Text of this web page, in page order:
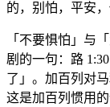
的，别怕，平安，
「不要惧怕」与
剧的一句：路
了」。加百列对
这是加百列惯用